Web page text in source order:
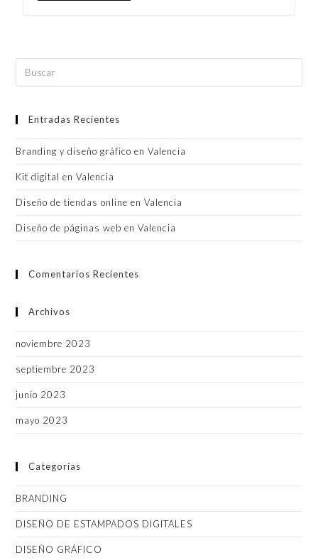
Entradas Recientes
Branding y diseño gráfico en Valencia
Kit digital en Valencia
Diseño de tiendas online en Valencia
Diseño de páginas web en Valencia
Comentarios Recientes
Archivos
noviembre 2023
septiembre 2023
junio 2023
mayo 2023
Categorías
BRANDING
DISEÑO DE ESTAMPADOS DIGITALES
DISEÑO GRÁFICO